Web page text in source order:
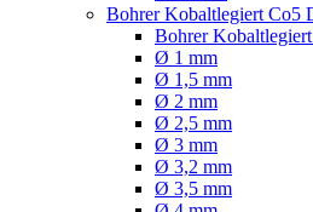
Bohrer Kobaltlegiert Co5
Bohrer
Ø 1 mm
Ø 1,5 mm
Ø 2 mm
Ø 2,5 mm
Ø 3 mm
Ø 3,2 mm
Ø 3,5 mm